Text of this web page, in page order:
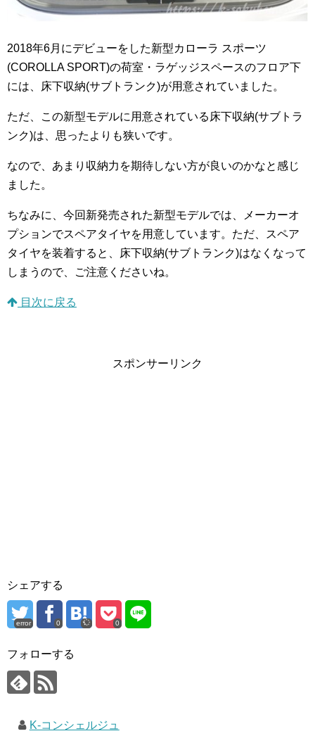
2018年6月にデビューをした新型カローラ スポーツ
(COROLLA SPORT)の荷室・ラゲッジスペースのフロア下
には、床下収納(サブトランク)が用意されていました。
ただ、この新型モデルに用意されている床下収納(サブトラ
ンク)は、思ったよりも狭いです。
なので、あまり収納力を期待しない方が良いのかなと感じ
ました。
ちなみに、今回新発売された新型モデルでは、メーカーオ
プションでスペアタイヤを用意しています。ただ、スペア
タイヤを装着すると、床下収納(サブトランク)はなくなって
しまうので、ご注意くださいね。
目次に戻る
スポンサーリンク
シェアする
error 0 0
フォローする
K-コンシェルジュ